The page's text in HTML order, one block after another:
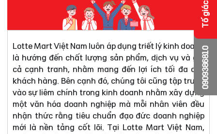
Lotte Mart Việt Nam luôn áp dụng triết lý kinh doanh
là hướng đến chất lượng sản phẩm, dịch vụ và giá
cả cạnh tranh, nhằm mang đến lợi ích tối đa cho
khách hàng. Bên cạnh đó, chúng tôi cũng tập trung
vào sự liêm chính trong kinh doanh nhằm xây dựng
một văn hóa doanh nghiệp mà mỗi nhân viên đều
nhận thức rằng tiêu chuẩn đạo đức doanh nghiệp
mới là nền tảng cốt lõi. Tại Lotte Mart Việt Nam,
0909386810
Tố giác